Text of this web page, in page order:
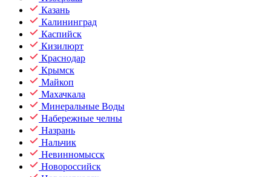
Казань
Калининград
Каспийск
Кизилюрт
Краснодар
Крымск
Майкоп
Махачкала
Минеральные Воды
Набережные челны
Назрань
Нальчик
Невинномысск
Новороссийск